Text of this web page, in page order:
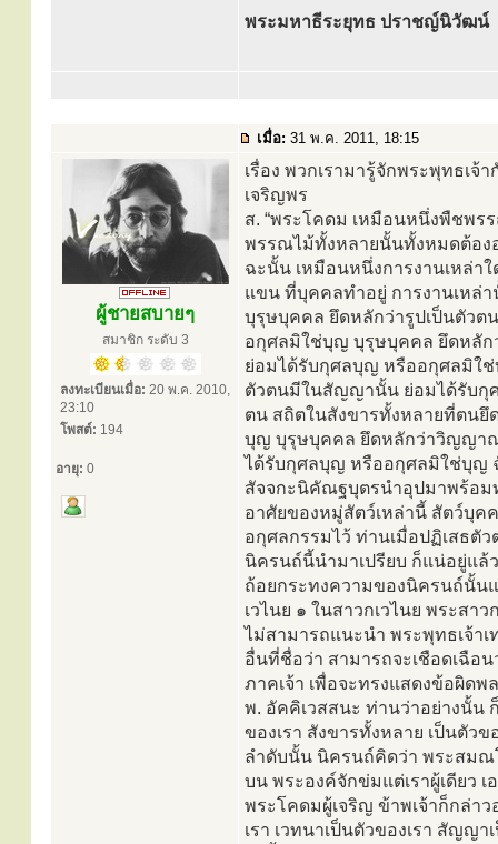
พระมหาธีระยุทธ ปราชญ์นิวัฒน์
เมื่อ: 31 พ.ค. 2011, 18:15
ผู้ชายสบายๆ
สมาชิก ระดับ 3
ลงทะเบียนเมื่อ: 20 พ.ค. 2010,
23:10
โพสต์: 194
อายุ: 0
เรื่อง พวกเรามารู้จักพระพุทธเ
เจริญพร
ส. “พระโคดม เหมือนหนึ่งพืชพร
พรรณไม้ทั้งหลายนั้นทั้งหมดต้อง
ฉะนั้น เหมือนหนึ่งการงานเหล่า
แขน ที่บุคคลทำอยู่ การงานเหล่
บุรุษบุคคล ยึดหลักว่ารูปเป็นตัว
อกุศลมิใช่บุญ บุรุษบุคคล ยึดหลัก
ย่อมได้รับกุศลบุญ หรืออกุศลมิใ
ตัวตนมีในสัญญานั้น ย่อมได้รับกุ
ตน สถิตในสังขารทั้งหลายที่ตน
บุญ บุรุษบุคคล ยึดหลักว่าวิญญา
ได้รับกุศลบุญ หรืออกุศลมิใช่บุญ
สัจจกะนิคัณฐบุตรนำอุปมาพร้อม
อาศัยของหมู่สัตว์เหล่านี้ สัตว์บุค
อกุศลกรรมไว้ ท่านเมื่อปฏิเสธตั
นิครนถ์นี้นำมาเปรียบ ก็แน่อยู่แ
ถ้อยกระทงความของนิครนถ์นั้น
เวไนย ๑ ในสาวกเวไนย พระสา
ไม่สามารถแนะนำ พระพุทธเจ้า
อื่นที่ชื่อว่า สามารถจะเชือดเฉือ
ภาคเจ้า เพื่อจะทรงแสดงข้อผิด
พ. อัคคิเวสสนะ ท่านว่าอย่างนั้น
ของเรา สังขารทั้งหลาย เป็นตัว
ลำดับนั้น นิครนถ์คิดว่า พระสมณโ
บน พระองค์จักข่มแต่เราผู้เดียว
พระโคดมผู้เจริญ ข้าพเจ้าก็กล่า
เรา เวทนาเป็นตัวของเรา สัญญ